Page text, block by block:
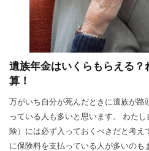
遺族年金はいくらもらえる
算！
万がいち自分が死んだときに遺族が路
っている人も多いと思います。 わた
険）には必ず入っておくべきだと考
に保険料を支払っている人が多いのも